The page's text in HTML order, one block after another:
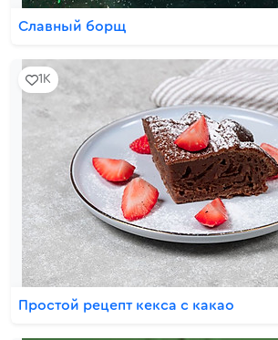
Славный борщ
1K
Простой рецепт кекса с какао